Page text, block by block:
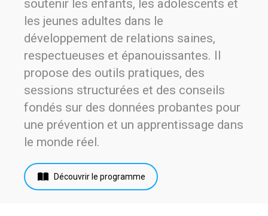
soutenir les enfants, les adolescents et
les jeunes adultes dans le
développement de relations saines,
respectueuses et épanouissantes. Il
propose des outils pratiques, des
sessions structurées et des conseils
fondés sur des données probantes pour
une prévention et un apprentissage dans
le monde réel.
Découvrir le programme